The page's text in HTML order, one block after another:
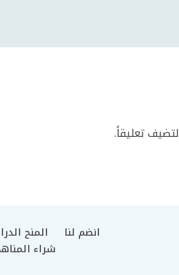
لتضيف تعليقاً.
انضم لنا المنح
شراء